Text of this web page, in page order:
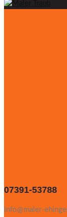
07391-53788
info@maler-